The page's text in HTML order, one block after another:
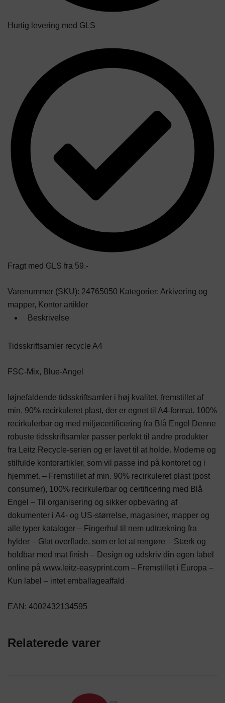
Hurtig levering med GLS
Fragt med GLS fra 59.-
Varenummer (SKU): 24765050 Kategorier: Arkivering og
mapper, Kontor artikler
Beskrivelse
Tidsskriftsamler recycle A4
FSC-Mix, Blue-Angel
Iøjnefaldende tidsskriftsamler i høj kvalitet, fremstillet af
min. 90% recirkuleret plast, der er egnet til A4-format. 100%
recirkulerbar og med miljøcertificering fra Blå Engel Denne
robuste tidsskriftsamler passer perfekt til andre produkter
fra Leitz Recycle-serien og er lavet til at holde. Moderne og
stilfulde kontorartikler, som vil passe ind på kontoret og i
hjemmet. – Fremstillet af min. 90% recirkuleret plast (post
consumer), 100% recirkulerbar og certificering med Blå
Engel – Til organisering og sikker opbevaring af
dokumenter i A4- og US-størrelse, magasiner, mapper og
alle typer kataloger – Fingerhul til nem udtrækning fra
hylder – Glat overflade, som er let at rengøre – Stærk og
holdbar med mat finish – Design og udskriv din egen label
online på www.leitz-easyprint.com – Fremstillet i Europa –
Kun label – intet emballageaffald
EAN: 4002432134595
Relaterede varer